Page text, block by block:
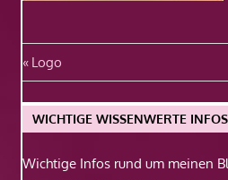
Beitragsnavigation
Vorheriger
Beitrag:
Logo
WICHTIGE WISSENWERTE INFOS
Wichtige Infos rund um meinen